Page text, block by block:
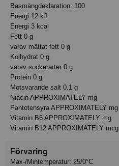
Basmängdeklaration: 100
Energi 12 kJ
Energi 3 kcal
Fett 0 g
varav mättat fett 0 g
Kolhydrat 0 g
varav sockerarter 0 g
Protein 0 g
Motsvarande salt 0.1 g
Niacin APPROXIMATELY mg
Pantotensyra APPROXIMATELY mg
Vitamin B6 APPROXIMATELY mg
Vitamin B12 APPROXIMATELY mcg
Förvaring
Max-/Mintemperatur: 25/0°C